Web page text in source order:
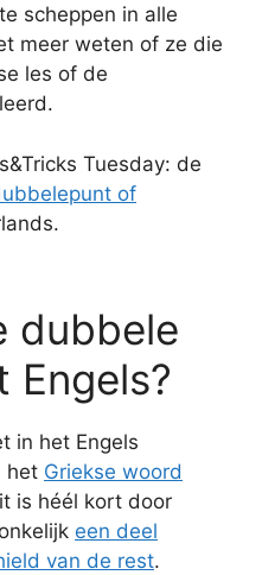
scheppen in alle
meer weten of ze die
les of de
Tuesday: de
of
dubbele
Engels?
in het Engels
het Griekse woord
is héél kort door
een deel
van de rest.